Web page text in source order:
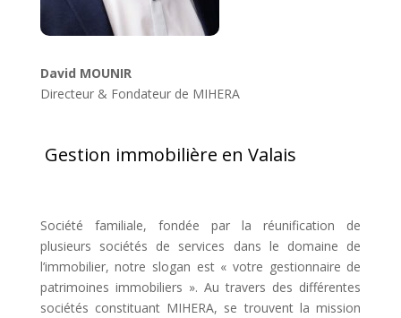
David MOUNIR
Directeur & Fondateur de MIHERA
Gestion immobilière en Valais
Société familiale, fondée par la réunification de
plusieurs sociétés de services dans le domaine de
l’immobilier, notre slogan est « votre gestionnaire de
patrimoines immobiliers ». Au travers des différentes
sociétés constituant MIHERA, se trouvent la mission